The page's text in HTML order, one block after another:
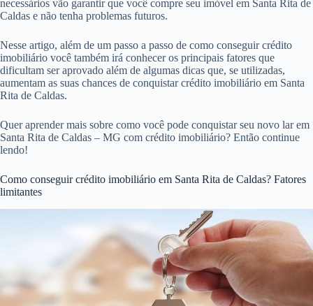
necessários vão garantir que você compre seu imóvel em Santa Rita de
Caldas e não tenha problemas futuros.
Nesse artigo, além de um passo a passo de como conseguir crédito
imobiliário você também irá conhecer os principais fatores que
dificultam ser aprovado além de algumas dicas que, se utilizadas,
aumentam as suas chances de conquistar crédito imobiliário em Santa
Rita de Caldas.
Quer aprender mais sobre como você pode conquistar seu novo lar em
Santa Rita de Caldas – MG com crédito imobiliário? Então continue
lendo!
Como conseguir crédito imobiliário em Santa Rita de Caldas? Fatores
limitantes